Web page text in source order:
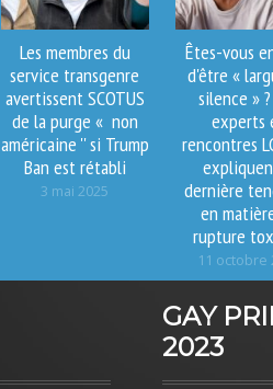
Les membres du
service transgenre
avertissent SCOTUS
de la purge « non
américaine '' si Trump
Ban est rétabli
3 mai 2025
Êtes-vous
d'être «
silence »
experts
rencontres
dernière
en
rupture
11 octobre
GAY
2023